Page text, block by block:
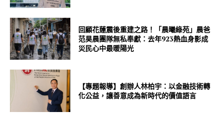
回顧花蓮震後重建之路！「晨曦綠苑」晨爸
范昊晨團隊無私奉獻：去年923熱血身影成
災民心中最暖陽光
【專題報導】創辦人林柏宇：以金融技術轉
化公益，讓善意成為新時代的價值語言